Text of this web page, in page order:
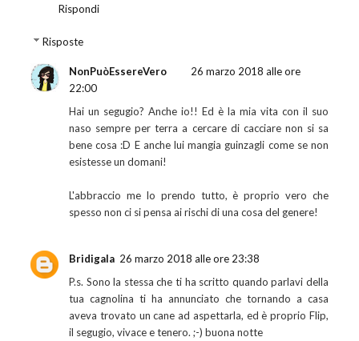
Rispondi
Risposte
NonPuòEssereVero
26 marzo 2018 alle ore
22:00
Hai un segugio? Anche io!! Ed è la mia vita con il suo
naso sempre per terra a cercare di cacciare non si sa
bene cosa :D E anche lui mangia guinzagli come se non
esistesse un domani!
L'abbraccio me lo prendo tutto, è proprio vero che
spesso non ci si pensa ai rischi di una cosa del genere!
Bridigala 26 marzo 2018 alle ore 23:38
P.s. Sono la stessa che ti ha scritto quando parlavi della
tua cagnolina ti ha annunciato che tornando a casa
aveva trovato un cane ad aspettarla, ed è proprio Flip,
il segugio, vivace e tenero. ;-) buona notte